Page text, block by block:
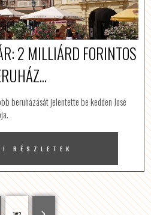
2 MILLIÁRD FORINTOS
beruházását jelentette be kedden José
RÉSZLETEK